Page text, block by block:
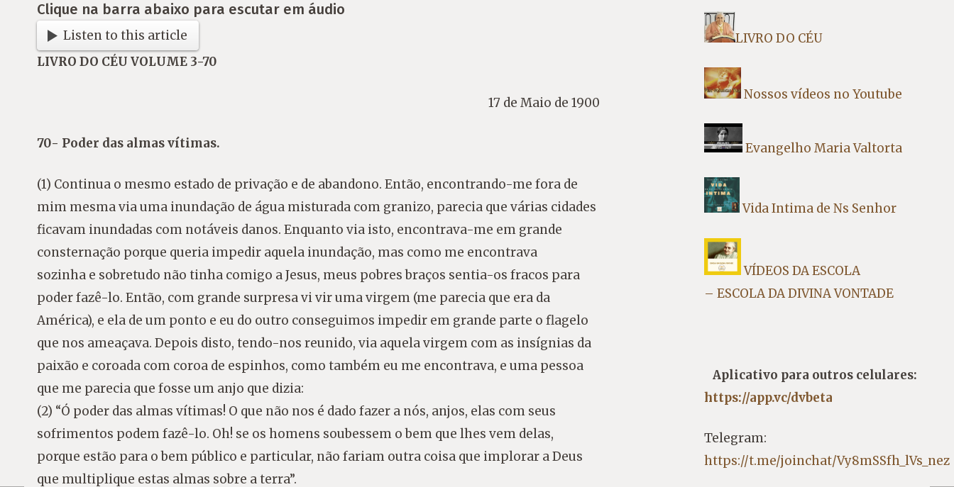
Clique na barra abaixo para escutar em áudio
Listen to this article
LIVRO DO CÉU VOLUME 3-70
17 de Maio de 1900
70- Poder das almas vítimas.
(1) Continua o mesmo estado de privação e de abandono. Então, encontrando-me fora de
mim mesma via uma inundação de água misturada com granizo, parecia que várias cidades
ficavam inundadas com notáveis danos. Enquanto via isto, encontrava-me em grande
consternação porque queria impedir aquela inundação, mas como me encontrava
sozinha e sobretudo não tinha comigo a Jesus, meus pobres braços sentia-os fracos para
poder fazê-lo. Então, com grande surpresa vi vir uma virgem (me parecia que era da
América), e ela de um ponto e eu do outro conseguimos impedir em grande parte o flagelo
que nos ameaçava. Depois disto, tendo-nos reunido, via aquela virgem com as insígnias da
paixão e coroada com coroa de espinhos, como também eu me encontrava, e uma pessoa
que me parecia que fosse um anjo que dizia:
(2) “Ó poder das almas vítimas! O que não nos é dado fazer a nós, anjos, elas com seus
sofrimentos podem fazê-lo. Oh! se os homens soubessem o bem que lhes vem delas,
porque estão para o bem público e particular, não fariam outra coisa que implorar a Deus
que multiplique estas almas sobre a terra”.
LIVRO DO CÉU
Nossos vídeos no Youtube
Evangelho Maria Valtorta
Vida Intima de Ns Senhor
VÍDEOS DA ESCOLA
– ESCOLA DA DIVINA VONTADE
Aplicativo para outros celulares:
https://app.vc/dvbeta
Telegram:
https://t.me/joinchat/Vy8mSSfh_lVs_nez